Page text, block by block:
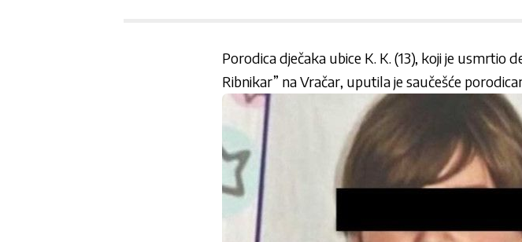
Porodica dječaka ubice K. K. (13), koji je
Ribnikar” na Vračar, uputila je saučešće